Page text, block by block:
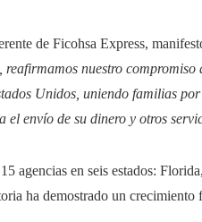
de Ficohsa Express,
, reafirmamos nuestro
Unidos, uniendo familias
el envío de su dinero y otros
agencias en seis estados:
ha demostrado un